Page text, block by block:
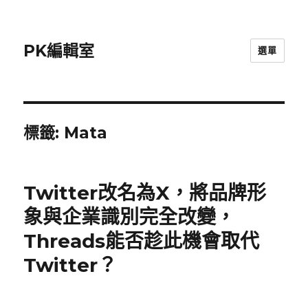
PK編輯室 選單
標籤: Mata
Twitter改名為X，將品牌形
象與企業識別完全改變，
Threads能否趁此機會取代
Twitter？